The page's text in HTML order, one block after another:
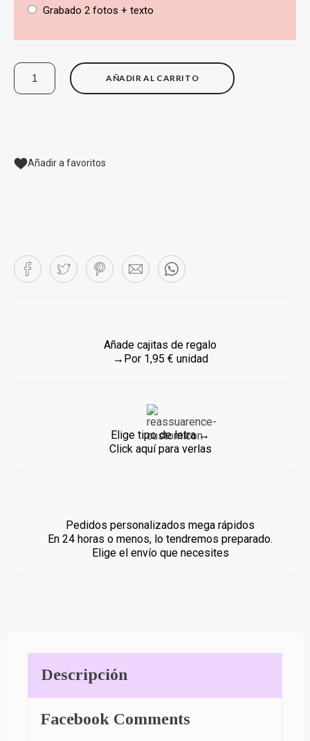
Grabado 2 fotos + texto
AÑADIR AL CARRITO
Añadir a favoritos
Añade cajitas de regalo
→Por 1,95 € unidad
Elige tipo de letra →
Click aquí para verlas
Pedidos personalizados mega rápidos
En 24 horas o menos, lo tendremos preparado.
Elige el envío que necesites
Descripción
Facebook Comments